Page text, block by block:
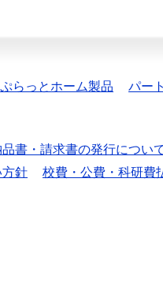
ぷらっとホーム製品 パー
品書・請求書の発行につい
針 校費・公費・科研費